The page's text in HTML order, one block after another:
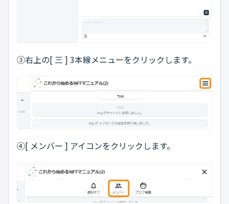
③右上の[ 三 ] 3本線メニューをクリックします。
④[ メンバー ] アイコンをクリックします。